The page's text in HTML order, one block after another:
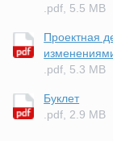
.pdf, 5.5 MB
Проектная
.pdf, 5.3 MB
Буклет
.pdf, 2.9 MB